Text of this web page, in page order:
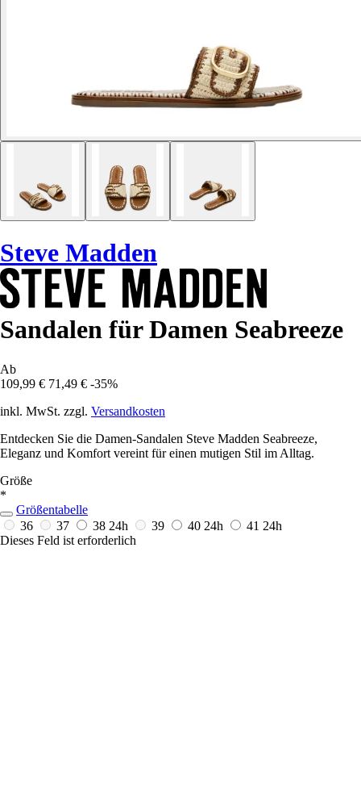
Steve Madden
Sandalen für Damen Seabreeze
Ab
109,99 € 71,49 € -35%
inkl. MwSt. zzgl. Versandkosten
Entdecken Sie die Damen-Sandalen Steve Madden Seabreeze,
Eleganz und Komfort vereint für einen mutigen Stil im Alltag.
Größe
*
Größentabelle
36
37 38 24h 39 40 24h 41 24h
Dieses Feld ist erforderlich